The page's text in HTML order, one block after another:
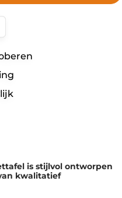
is ​​stijlvol ontworpen
kwalitatief